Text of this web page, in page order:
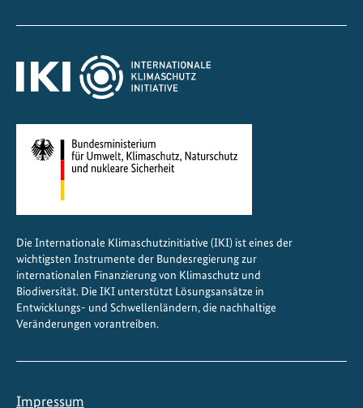
Die Internationale Klimaschutzinitiative (IKI) ist eines der
wichtigsten Instrumente der Bundesregierung zur
internationalen Finanzierung von Klimaschutz und
Biodiversität. Die IKI unterstützt Lösungsansätze in
Entwicklungs- und Schwellenländern, die nachhaltige
Veränderungen vorantreiben.
Impressum